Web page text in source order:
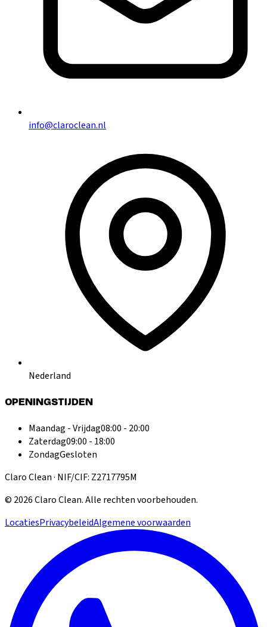
info@claroclean.nl
Nederland
OPENINGSTIJDEN
Maandag - Vrijdag08:00 - 20:00
Zaterdag09:00 - 18:00
ZondagGesloten
Claro Clean · NIF/CIF: Z2717795M
© 2026Claro Clean.Alle rechten voorbehouden.
LocatiesPrivacybeleidAlgemene voorwaarden